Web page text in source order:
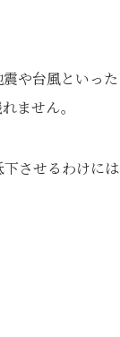
や台風といった
ません。
させるわけには